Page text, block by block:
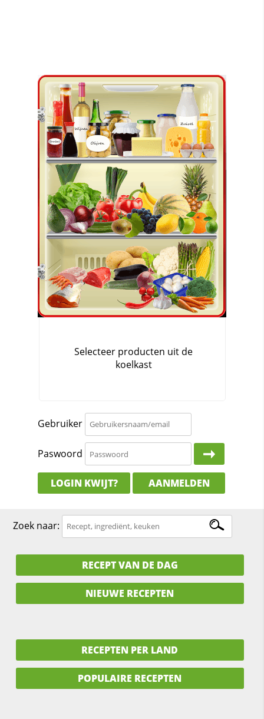
Gebruiker
Paswoord
LOGIN KWIJT? AANMELDEN
Zoek naar:
RECEPT VAN DE DAG
NIEUWE RECEPTEN
RECEPTEN PER LAND
POPULAIRE RECEPTEN